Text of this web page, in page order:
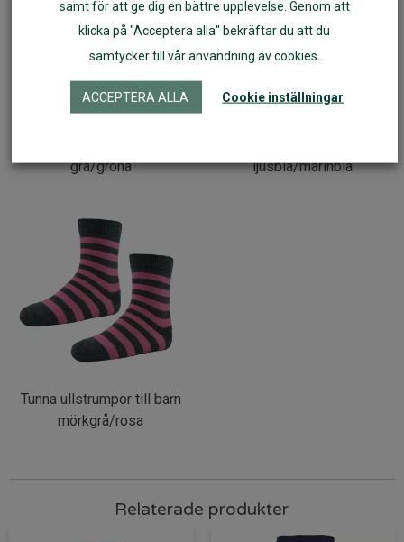
grå/gröna
ljusblå/marinblå
Tunna ullstrumpor till barn
mörkgrå/rosa
Relaterade produkter
samt för att ge dig en bättre upplevelse. Genom att
klicka på "Acceptera alla" bekräftar du att du
samtycker till vår användning av cookies.
ACCEPTERA ALLA Cookie inställningar